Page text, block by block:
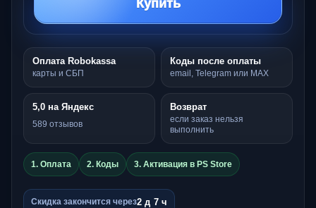
Купить
Оплата Robokassa
карты и СБП
Коды после оплаты
email, Telegram или MAX
5,0 на Яндекс
589 отзывов
Возврат
если заказ нельзя
выполнить
1. Оплата 2. Коды 3. Активация в PS Store
Скидка закончится через2 д 7 ч